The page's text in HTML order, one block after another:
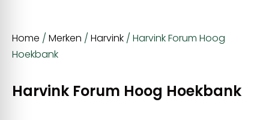
Home / Merken / Harvink / Harvink Forum Hoog
Hoekbank
Harvink Forum Hoog Hoekbank